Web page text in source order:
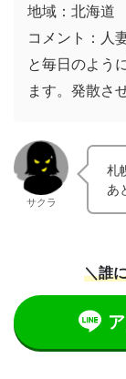
地域：北海道
コメント：人
と毎日のよう
ます。発散さ
サクラ
札
あ
＼誰